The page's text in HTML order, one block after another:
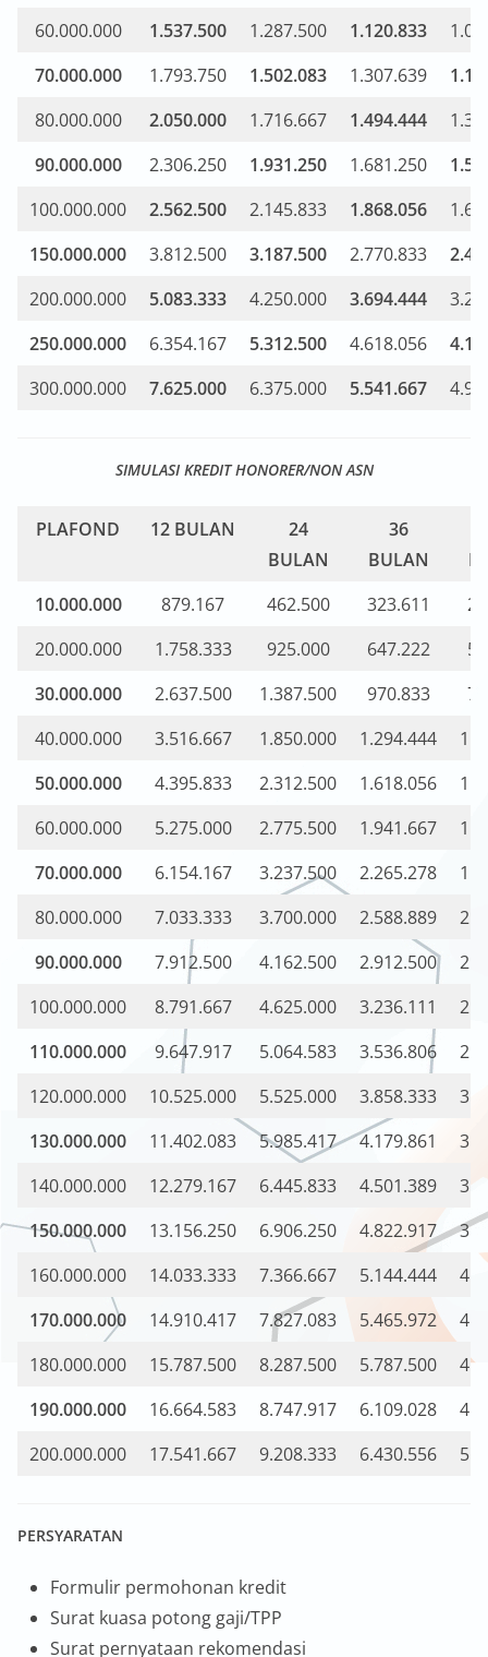
60.000.000
1.537.500 1.287.500 1.120.833
70.000.000
1.793.750 1.502.083 1.307.639
80.000.000
2.050.000 1.716.667 1.494.444
90.000.000
2.306.250 1.931.250 1.681.250
100.000.000
2.562.500 2.145.833 1.868.056
150.000.000
3.812.500 3.187.500 2.770.833
200.000.000
5.083.333 4.250.000 3.694.444
250.000.000
6.354.167 5.312.500 4.618.056
300.000.000
7.625.000 6.375.000 5.541.667
SIMULASI KREDIT HONORER/NON ASN
PLAFOND 12 BULAN
24
BULAN
36
BULAN
10.000.000
879.167 462.500 323.611
20.000.000
1.758.333 925.000 647.222
30.000.000
2.637.500 1.387.500 970.833
40.000.000
3.516.667 1.850.000 1.294.444
50.000.000
4.395.833 2.312.500 1.618.056
60.000.000
5.275.000 2.775.500 1.941.667
70.000.000
6.154.167 3.237.500 2.265.278
80.000.000
7.033.333 3.700.000 2.588.889
90.000.000
7.912.500 4.162.500 2.912.500
100.000.000
8.791.667 4.625.000 3.236.111
110.000.000
9.647.917 5.064.583 3.536.806
120.000.000
10.525.000 5.525.000 3.858.333
130.000.000
11.402.083 5.985.417 4.179.861
140.000.000
12.279.167 6.445.833 4.501.389
150.000.000
13.156.250 6.906.250 4.822.917
160.000.000
14.033.333 7.366.667 5.144.444
170.000.000
14.910.417 7.827.083 5.465.972
180.000.000
15.787.500 8.287.500 5.787.500
190.000.000
16.664.583 8.747.917 6.109.028
200.000.000
17.541.667 9.208.333 6.430.556
PERSYARATAN
Formulir permohonan kredit
Surat kuasa potong gaji/TPP
Surat pernyataan rekomendasi